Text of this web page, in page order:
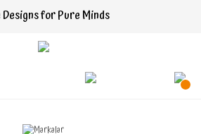
for Pure Minds